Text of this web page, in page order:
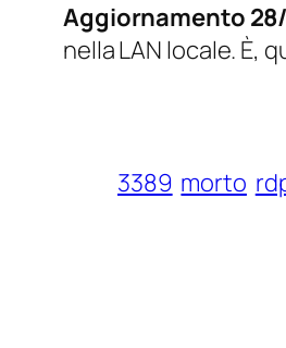
Aggiornamento
nella LAN locale. È,
3389 morto